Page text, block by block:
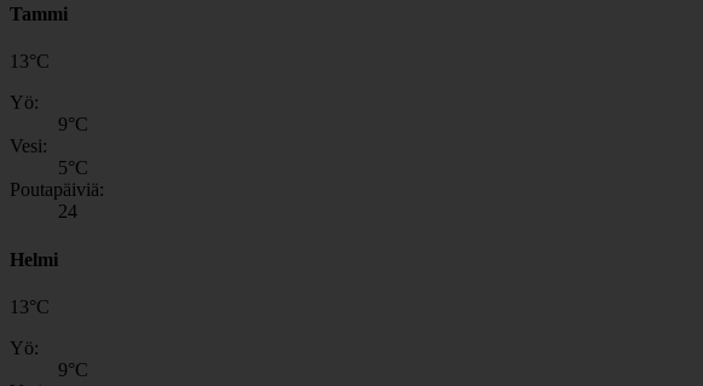
Tammi
13°C
Yö:
9°C
Vesi:
5°C
Poutapäiviä:
24
Helmi
13°C
Yö:
9°C